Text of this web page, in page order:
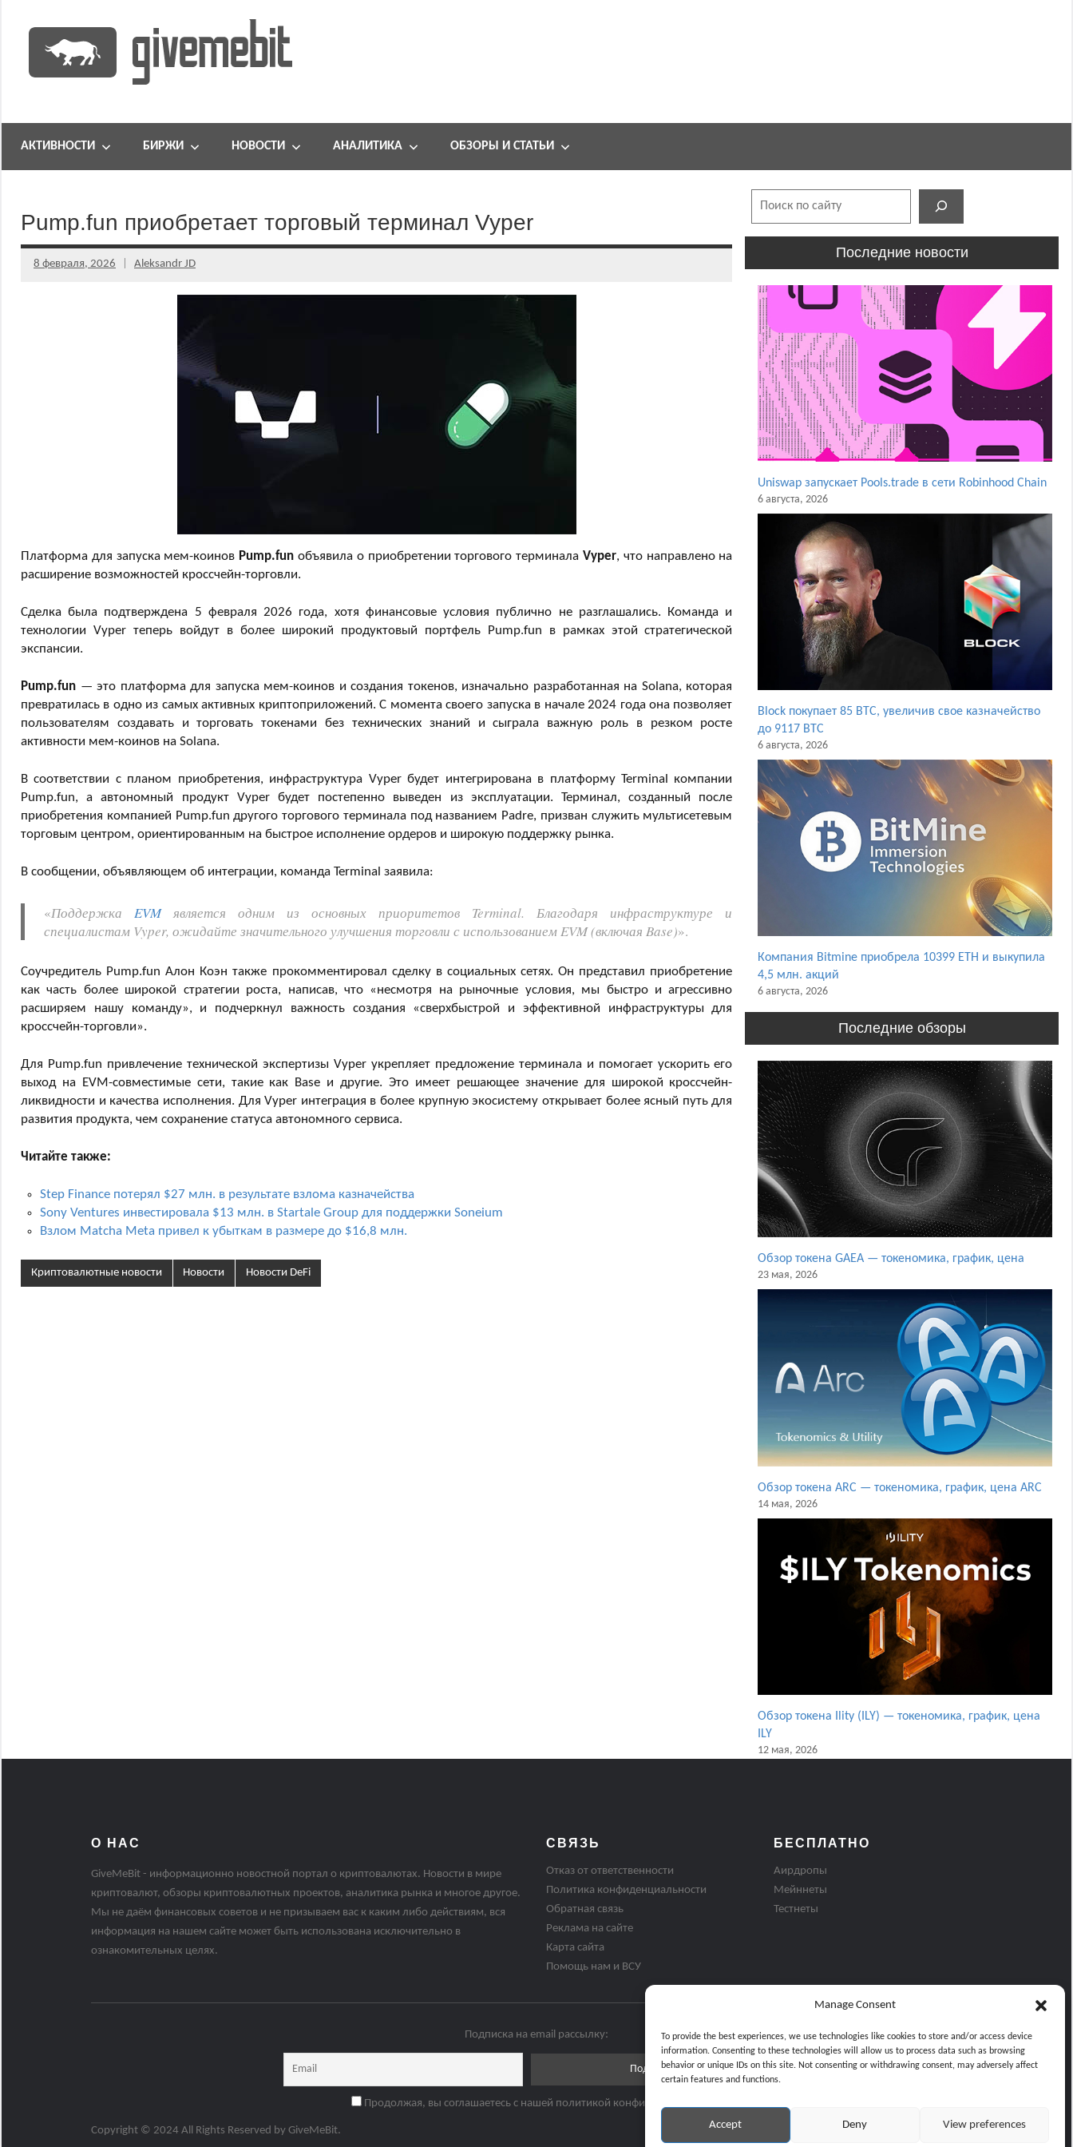
Manage Consent
To provide the best experiences, we use technologies like cookies to store and/or access device
information. Consenting to these technologies will allow us to process data such as browsing
behavior or unique IDs on this site. Not consenting or withdrawing consent, may adversely affect
certain features and functions.
Accept Deny View preferences
содержимому
GiveMeBit.com
портал
АКТИВНОСТИ БИРЖИ НОВОСТИ АНАЛИТИКА ОБЗОРЫ И СТАТЬИ
Pump.fun приобретает торговый терминал Vyper
8 февраля, 2026 Aleksandr JD
Платформа для запуска мем-коинов Pump.fun объявила о приобретении торгового терминалаVyper, что направлено на
расширение возможностей кроссчейн-торговли.
Сделка была подтверждена 5 февраля 2026 года, хотя финансовые условия публично не разглашались. Команда и
технологии Vyper теперь войдут в более широкий продуктовый портфель Pump.fun в рамках этой стратегической
экспансии.
Pump.fun — это платформа для запуска мем-коинов и создания токенов, изначально разработанная на Solana, которая
превратилась в одно из самых активных криптоприложений. С момента своего запуска в начале 2024 года она позволяет
пользователям создавать и торговать токенами без технических знаний и сыграла важную роль в резком росте
активности мем-коинов на Solana.
В соответствии с планом приобретения, инфраструктура Vyper будет интегрирована в платформу Terminal компании
Pump.fun, а автономный продукт Vyper будет постепенно выведен из эксплуатации. Терминал, созданный после
приобретения компанией Pump.fun другого торгового терминала под названием Padre, призван служить мультисетевым
торговым центром, ориентированным на быстрое исполнение ордеров и широкую поддержку рынка.
В сообщении, объявляющем об интеграции, команда Terminal заявила:
«ПоддержкаEVMявляется одним из основных приоритетов Terminal. Благодаря инфраструктуре и
специалистам Vyper, ожидайте значительного улучшения торговли с использованием EVM (включая Base)».
Соучредитель Pump.fun Алон Коэн также прокомментировал сделку в социальных сетях. Он представил приобретение
как часть более широкой стратегии роста, написав, что «несмотря на рыночные условия, мы быстро и агрессивно
расширяем нашу команду», и подчеркнул важность создания «сверхбыстрой и эффективной инфраструктуры для
кроссчейн-торговли».
Для Pump.fun привлечение технической экспертизы Vyper укрепляет предложение терминала и помогает ускорить его
выход на EVM-совместимые сети, такие как Base и другие. Это имеет решающее значение для широкой кроссчейн-
ликвидности и качества исполнения. Для Vyper интеграция в более крупную экосистему открывает более ясный путь для
развития продукта, чем сохранение статуса автономного сервиса.
Читайте также:
Step Finance потерял $27 млн. в результате взлома казначейства
Sony Ventures инвестировала $13 млн. в Startale Group для поддержки Soneium
Взлом Matcha Meta привел к убыткам в размере до $16,8 млн.
Криптовалютные новости Новости Новости DeFi
Последние новости
Uniswap запускает Pools.trade в сети Robinhood Chain
6 августа, 2026
Block покупает 85 BTC, увеличив свое казначейство
до 9117 BTC
6 августа, 2026
Компания Bitmine приобрела 10399 ETH и выкупила
4,5 млн. акций
6 августа, 2026
Последние обзоры
Обзор токена GAEA — токеномика, график, цена
23 мая, 2026
Обзор токена ARC — токеномика, график, цена ARC
14 мая, 2026
Обзор токена Ility (ILY) — токеномика, график, цена
ILY
12 мая, 2026
О НАС
GiveMeBit - информационно новостной портал о криптовалютах. Новости в мире
криптовалют, обзоры криптовалютных проектов, аналитика рынка и многое другое.
Мы не даём финансовых советов и не призываем вас к каким либо действиям, вся
информация на нашем сайте может быть использована исключительно в
ознакомительных целях.
СВЯЗЬ
Отказ от ответственности
Политика конфиденциальности
Обратная связь
Реклама на сайте
Карта сайта
Помощь нам и ВСУ
БЕСПЛАТНО
Аирдропы
Мейннеты
Тестнеты
Подписка на email рассылку:
Продолжая, вы соглашаетесь с нашей политикой конфиденциальности
Copyright © 2024 All Rights Reserved by GiveMeBit.